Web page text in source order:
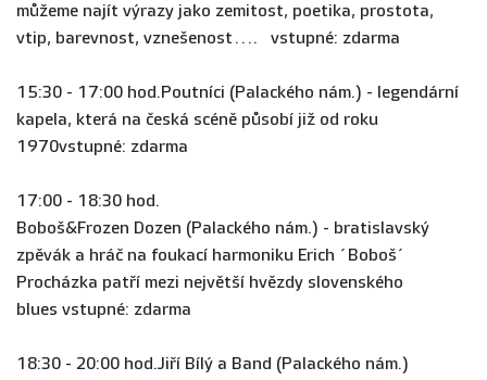
můžeme najít výrazy jako zemitost, poetika, prostota,
vtip, barevnost, vznešenost.... vstupné: zdarma
15:30 - 17:00 hod.Poutníci (Palackého nám.) - legendární
kapela, která na česká scéně působí již od roku
1970vstupné: zdarma
17:00 - 18:30 hod.
Boboš&Frozen Dozen (Palackého nám.) - bratislavský
zpěvák a hráč na foukací harmoniku Erich ´Boboš´
Procházka patří mezi největší hvězdy slovenského
blues vstupné: zdarma
18:30 - 20:00 hod.Jiří Bílý a Band (Palackého nám.)